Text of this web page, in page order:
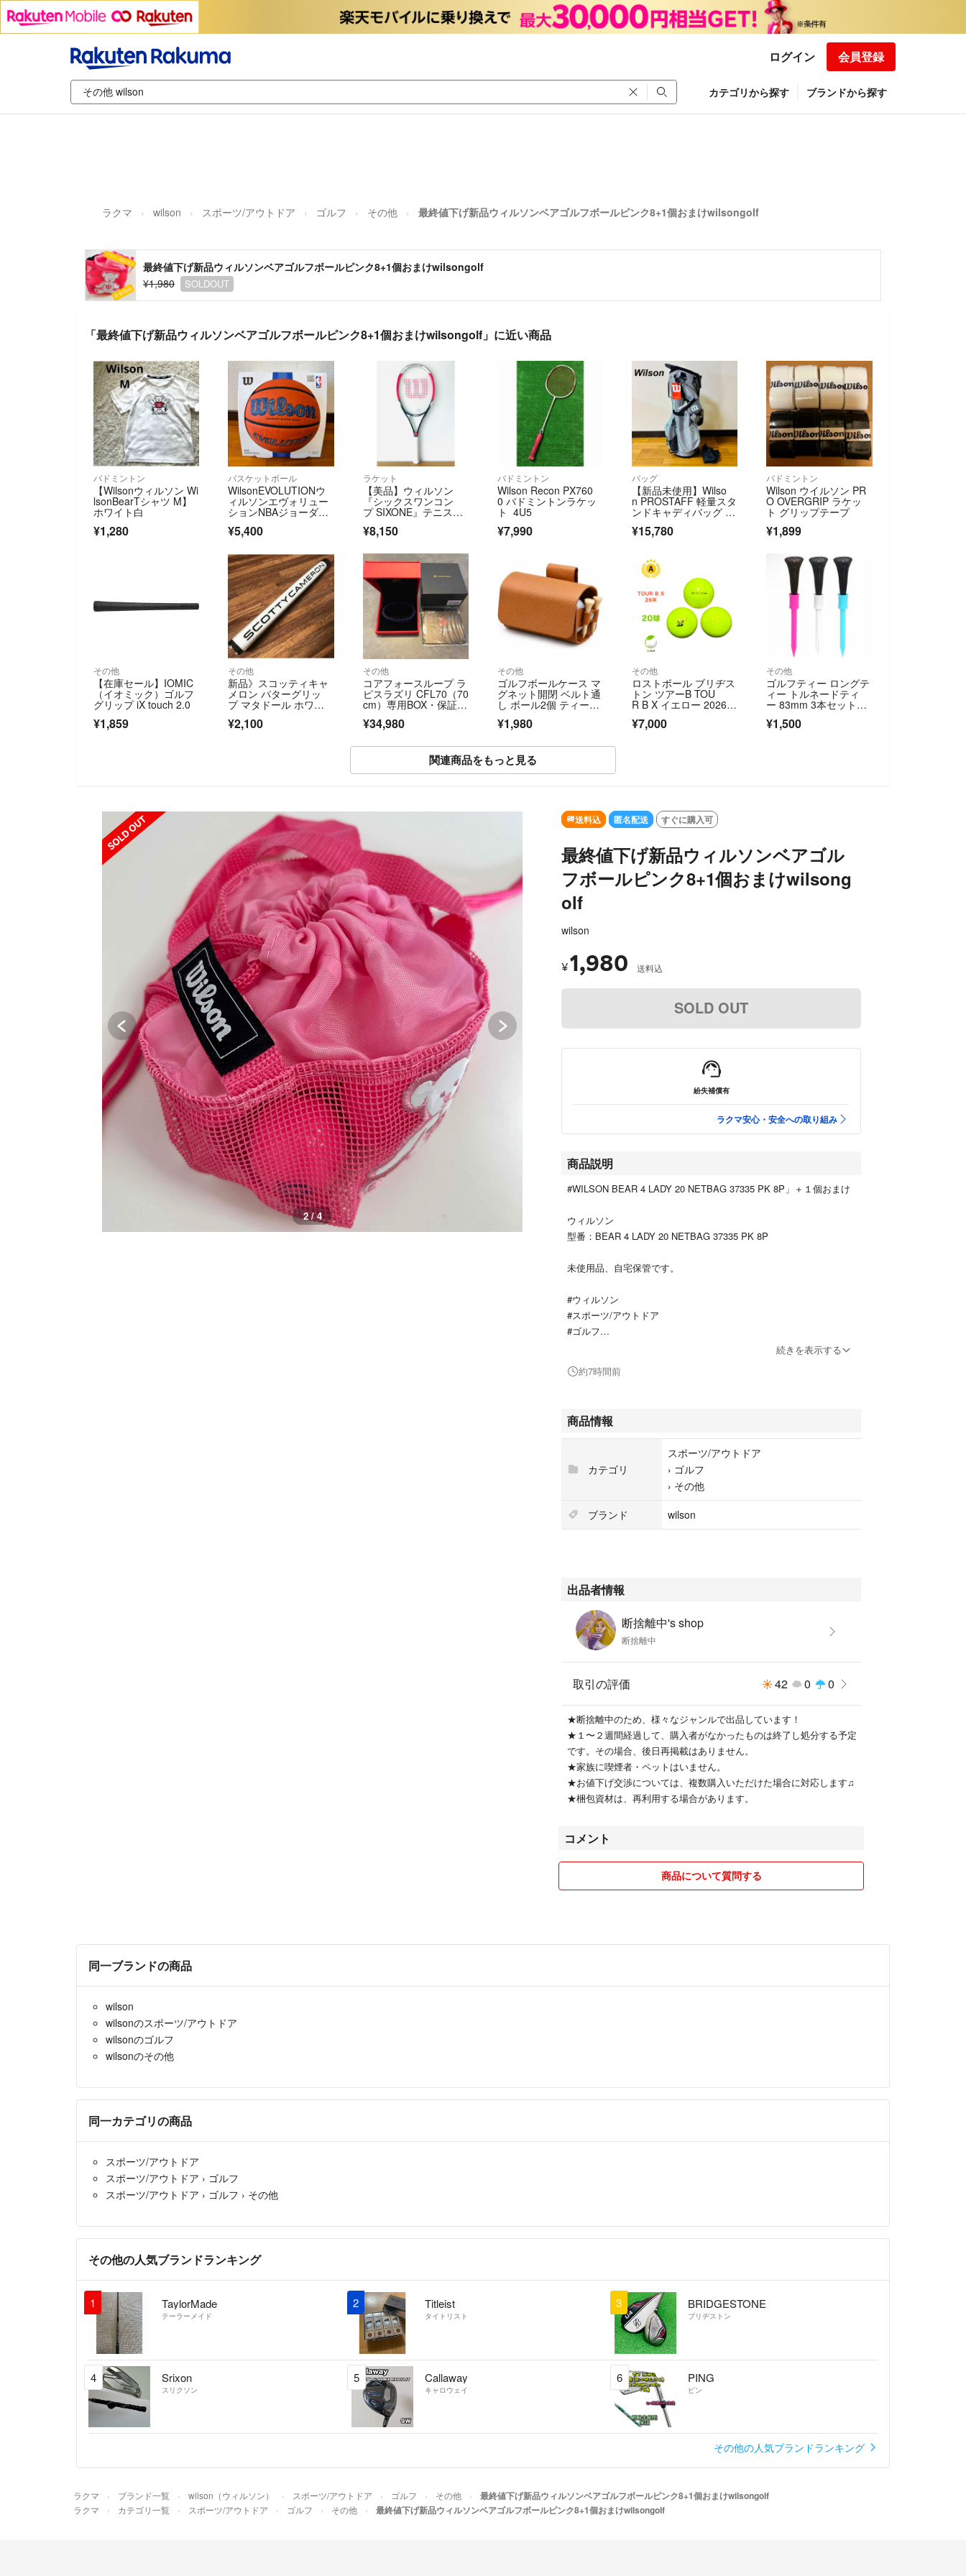
ログイン 会員登録
カテゴリから探す ブランドから探す
ラクマ wilson スポーツ/アウトドア ゴルフ その他 最終値下げ新品ウィルソンベアゴルフボールピンク8+1個おまけwilsongolf
最終値下げ新品ウィルソンベアゴルフボールピンク8+1個おまけwilsongolf
¥1,980
SOLDOUT
「最終値下げ新品ウィルソンベアゴルフボールピンク8+1個おまけwilsongolf」に近い商品
バドミントン
【Wilsonウィルソン Wi
lsonBearTシャツ M】
ホワイト白
¥1,280
バスケットボール
WilsonEVOLUTIONウ
ィルソンエヴォリュー
ションNBAジョーダ
ン 7号
¥5,400
ラケット
【美品】ウィルソン
『シックスワンコン
プ SIXONE』テニスラ
ケット／G2／軽量
¥8,150
バドミントン
Wilson Recon PX760
0 バドミントンラケッ
ト 4U5
¥7,990
バッグ
【新品未使用】Wilso
n PROSTAFF 軽量スタ
ンドキャディバッグ グ
レー
¥15,780
バドミントン
Wilson ウイルソン PR
O OVERGRIP ラケッ
ト グリップテープ
¥1,899
その他
【在庫セール】IOMIC
（イオミック）ゴルフ
グリップ iX touch 2.0
¥1,859
その他
新品》スコッティキャ
メロン パターグリッ
プ マタドール ホワイ
¥2,100
その他
コアフォースループ ラ
ピスラズリ CFL70（70
cm）専用BOX・保証書
¥34,980
その他
ゴルフボールケース マ
グネット開閉 ベルト通
し ボール2個 ティー4
¥1,980
その他
ロストボール ブリヂス
トン ツアーB TOU
R B X イエロー 2026年
ク ゴルフボール
¥7,000
その他
ゴルフティー ロングテ
ィー トルネードティ
ー 83mm 3本セット
¥1,500
関連商品をもっと見る
SOLD OUT
2 / 4
送料込 匿名配送 すぐに購入可
最終値下げ新品ウィルソンベアゴル
フボールピンク8+1個おまけwilsong
olf
wilson
¥1,980 送料込
SOLD OUT
紛失補償有
ラクマ安心・安全への取り組み
商品説明
#WILSON BEAR 4 LADY 20 NETBAG 37335 PK 8P」＋１個おまけ
ウィルソン
型番：BEAR 4 LADY 20 NETBAG 37335 PK 8P
未使用品、自宅保管です。
#ウィルソン
#スポーツ/アウトドア
#ゴルフ
続きを表示する
約7時間前
商品情報
カテゴリ
スポーツ/アウトドア
› ゴルフ
› その他
ブランド
wilson
出品者情報
断捨離中's shop
断捨離中
取引の評価 42 0 0
★断捨離中のため、様々なジャンルで出品しています！
★１〜２週間経過して、購入者がなかったものは終了し処分する予定
です。その場合、後日再掲載はありません。
★家族に喫煙者・ペットはいません。
★お値下げ交渉については、複数購入いただけた場合に対応します♫
★梱包資材は、再利用する場合があります。
コメント
商品について質問する
同一ブランドの商品
wilson
wilsonのスポーツ/アウトドア
wilsonのゴルフ
wilsonのその他
同一カテゴリの商品
スポーツ/アウトドア
スポーツ/アウトドア › ゴルフ
スポーツ/アウトドア › ゴルフ › その他
その他の人気ブランドランキング
1 TaylorMade
テーラーメイド
2 Titleist
タイトリスト
3 BRIDGESTONE
ブリヂストン
4 Srixon
スリクソン
5 Callaway
キャロウェイ
6 PING
ピン
その他の人気ブランドランキング
ラクマ ブランド一覧 wilson（ウィルソン） スポーツ/アウトドア ゴルフ その他 最終値下げ新品ウィルソンベアゴルフボールピンク8+1個おまけwilsongolf
ラクマ カテゴリ一覧 スポーツ/アウトドア ゴルフ その他 最終値下げ新品ウィルソンベアゴルフボールピンク8+1個おまけwilsongolf